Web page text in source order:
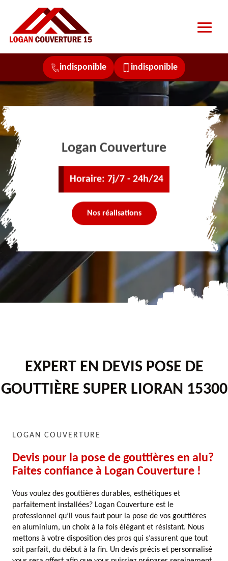
indisponible indisponible
Logan Couverture
Horaire: 7j/7 - 24h/24
Nos réalisations
EXPERT EN DEVIS POSE DE
GOUTTIÈRE SUPER LIORAN 15300
LOGAN COUVERTURE
Devis pour la pose de gouttières en alu?
Faites confiance à Logan Couverture !
Vous voulez des gouttières durables, esthétiques et
parfaitement installées? Logan Couverture est le
professionnel qu’il vous faut pour la pose de vos gouttières
en aluminium, un choix à la fois élégant et résistant. Nous
mettons à votre disposition des pros qui s’assurent que tout
soit parfait, du début à la fin. Un devis précis et personnalisé